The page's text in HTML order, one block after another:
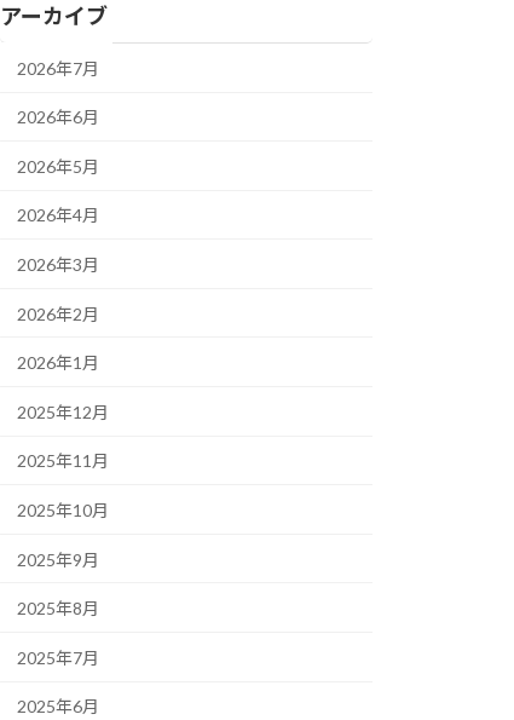
アーカイブ
2026年7月
2026年6月
2026年5月
2026年4月
2026年3月
2026年2月
2026年1月
2025年12月
2025年11月
2025年10月
2025年9月
2025年8月
2025年7月
2025年6月